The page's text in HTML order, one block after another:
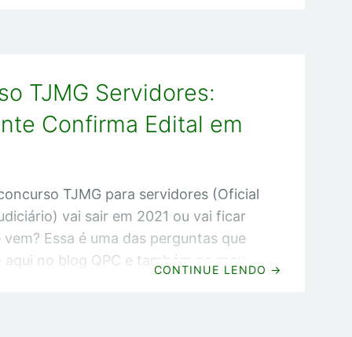
2021/2022 vai ter vagas para
TJMG Servidores:
Confirma Edital em
TJMG para servidores (Oficial
vai sair em 2021 ou vai ficar
Essa é uma das perguntas que
no blog QPC e também no meu
CONTINUE LENDO →